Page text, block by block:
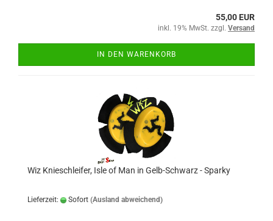
55,00 EUR
inkl. 19% MwSt. zzgl. Versand
IN DEN WARENKORB
Wiz Knieschleifer, Isle of Man in Gelb-Schwarz - Sparky
Lieferzeit: Sofort (Ausland abweichend)